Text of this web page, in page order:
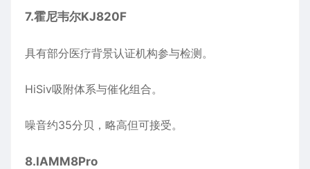
7.霍尼韦尔KJ820F
具有部分医疗背景认证机构参与检测。
HiSiv吸附体系与催化组合。
噪音约35分贝，略高但可接受。
8.IAMM8Pro